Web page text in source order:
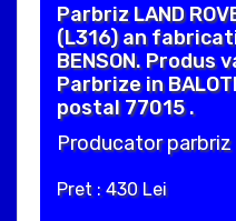
Parbriz LAND
(L316) an
BENSON. Produs
Parbrize in
postal 77015 .
Producator parbriz
Pret : 430 Lei